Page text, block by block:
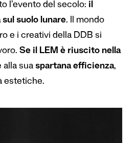
l’evento del secolo: il
suolo lunare. Il mondo
e i creativi della DDB si
Se il LEM è riuscito nella
alla sua spartana efficienza,
estetiche.